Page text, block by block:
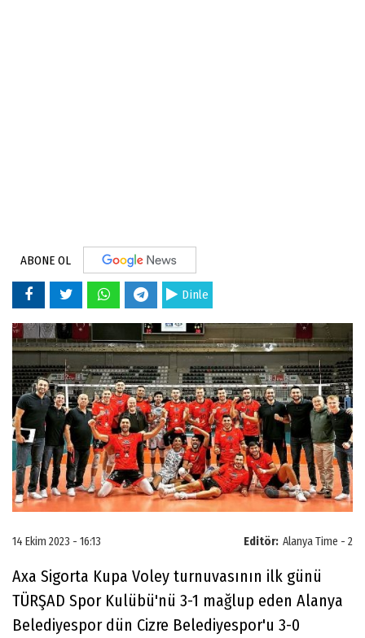
ABONE OL
Dinle
Editör: Alanya Time - 2
14 Ekim 2023 - 16:13
Axa Sigorta Kupa Voley turnuvasının ilk günü
TÜRŞAD Spor Kulübü'nü 3-1 mağlup eden Alanya
Belediyespor dün Cizre Belediyespor'u 3-0